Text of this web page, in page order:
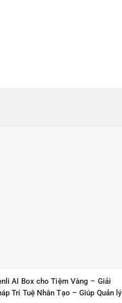
AI Box cho Tiệm Vàng – Giải
Trí Tuệ Nhân Tạo – Giúp Quản lý